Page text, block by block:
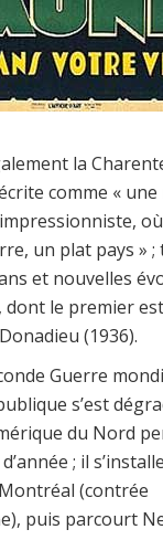
la
comme «
un plat pays » ;
et nouvelles
dont le premier
(1936).
Guerre
s’est
du Nord
; il
(contrée
puis parcourt